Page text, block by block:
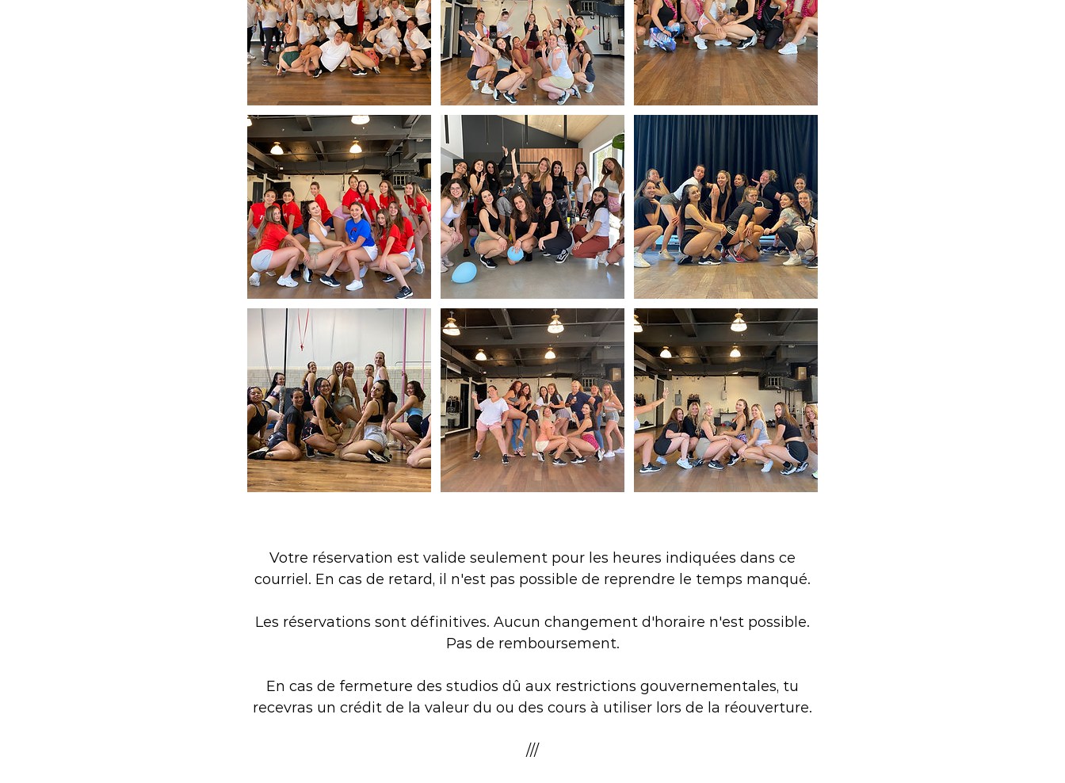
Votre réservation est valide seulement pour les heures indiquées dans ce
courriel. En cas de retard, il n'est pas possible de reprendre le temps manqué.
Les réservations sont définitives. Aucun changement d'horaire n'est possible.
Pas de remboursement.
En cas de fermeture des studios dû aux restrictions gouvernementales, tu
recevras un crédit de la valeur du ou des cours à utiliser lors de la réouverture.
///